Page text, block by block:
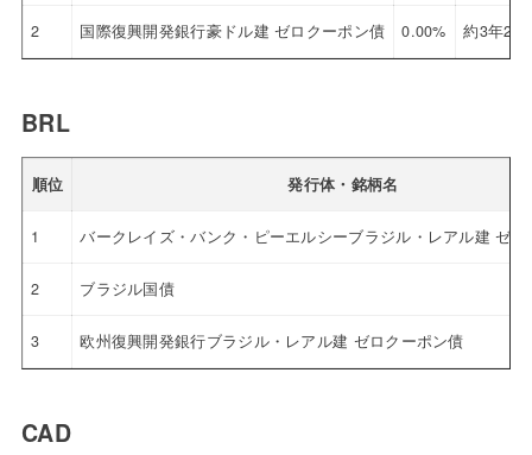
2 国際復興開発銀行豪ドル建 ゼロクーポン債 0.00% 約3年2ヶ
BRL
順位 発行体・銘柄名
1 バークレイズ・バンク・ピーエルシーブラジル・レアル建 ゼ
2 ブラジル国債
3 欧州復興開発銀行ブラジル・レアル建 ゼロクーポン債
CAD